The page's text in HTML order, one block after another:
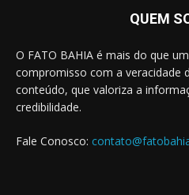
QUEM
O FATO BAHIA é mais do que
compromisso com a veracidade
conteúdo, que valoriza a
credibilidade.
Fale Conosco: